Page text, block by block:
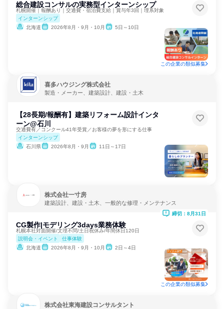
総合建設コンサルの実務型インターンシップ
札幌開催｜報酬あり｜交通費・宿泊費支給｜賞与年3回｜理系対象
インターンシップ
北海道
2026年8月・9月・10月 5日～10日
この企業の類似募集
喜多ハウジング株式会社
製造・メーカー、建築設計、建設・土木
【28長期/報酬有】建築リフォーム設計インタ
ーン@石川
交通費有／コンクール41年受賞／お客様の夢を形にする仕事
インターンシップ
石川県
2026年8月・9月 11日～17日
株式会社一寸房
建築設計、建設・土木、一般的な修理・メンテナンス
CG製作|モデリング3days業務体験
札幌本社対面開催/文理不問/土日祝休み/年間休日120日
説明会・イベント
仕事体験
北海道
2026年8月・9月・10月 2日～4日
締切：8月31日
この企業の類似募集
株式会社東海建設コンサルタント